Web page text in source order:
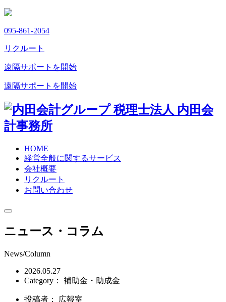
095-861-2054
リクルート
遠隔サポートを開始
遠隔サポートを開始
HOME
経営全般に関するサービス
会社概要
リクルート
お問い合わせ
ニュース・コラム
News/Column
2026.05.27
Category：
補助金・助成金
投稿者： 広報室